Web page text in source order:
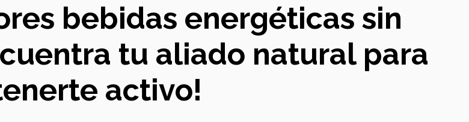
bebidas energéticas sin
tu aliado natural para
activo!